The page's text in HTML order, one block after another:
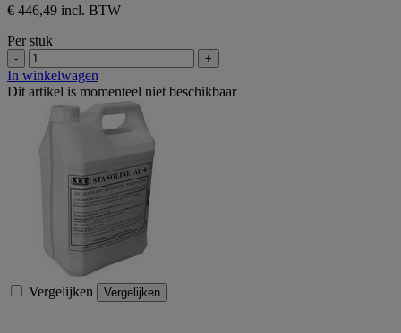
€ 446,49 incl. BTW
Per stuk
- +
In winkelwagen
Dit artikel is momenteel niet beschikbaar
Vergelijken Vergelijken